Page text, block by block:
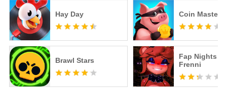
Hay Day
Brawl Stars
Coin Master
Fap Nights at
Frenni